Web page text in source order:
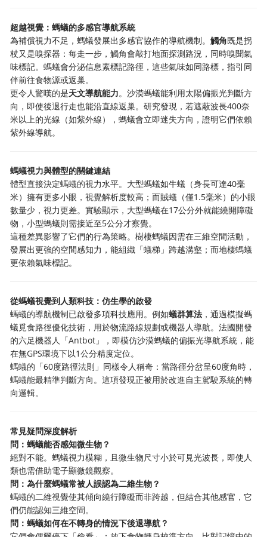
超越視覺：螞蟻的多感官導航系統
為補償視力不足，螞蟻發展出多感官協作的導航機制。觸角既是拐
杖又是嗅探器：每走一步，觸角會敲打地面探測路況，同時嗅聞氣
味標記。螞蟻會分泌信息素標記路徑，這些氣味如同路標，指引同
伴前往食物源或返巢。
更令人驚嘆的是天文導航能力。沙漠螞蟻能利用太陽偏振光判斷方
向，即使後退行走也能沿直線返巢。研究發現，若遮蔽波長400奈
米以上的光線（如紫外線），螞蟻會立即迷失方向，證明它們依賴
紫外線導航。
螞蟻視力與體型的關鍵連結
體型直接決定螞蟻的視力水平。大型螞蟻如牛蟻（身長可達40毫
米）擁有更多小眼，視覺解析度較高；而賊蟻（僅1.5毫米）的小眼
數量少，視力更差。實驗顯示，大型螞蟻在17公分外就能繞開障礙
物，小型螞蟻則需接近至5公分才察覺。
這種差異影響了它們的行為策略。樹棲螞蟻因需在三維空間活動，
發展出更強的空間感知力，能組織「蟻梯」跨越溝壑；而地棲螞蟻
更依賴氣味標記。
從螞蟻視覺到人類科技：仿生學的啟發
螞蟻的導航機制已啟發多項科技應用。例如蟻群算法 ，通過模擬螞
蟻覓食路徑優化技術，用於物流路線規劃或機器人導航。法國開發
的六足機器人「Antbot」，即模仿沙漠螞蟻的偏振光導航系統，能
在無GPS環境下以1公分精度定位。
螞蟻的「60度路徑法則」同樣令人稱奇：當路徑分岔呈60度角時，
螞蟻能最精準判斷方向。這項發現正被用於改進自主駕駛系統的轉
向邏輯。
常見疑問深度解析
問：螞蟻能否感知微生物？
絕對不能。螞蟻視力模糊，且微生物尺寸小於可見光波長，即使人
類也需借助電子顯微鏡觀察。
問：為什麼螞蟻常被人誤認為二維生物？
螞蟻的二維視覺使其傾向繞行障礙而非跨越，但結合其他感官，它
們仍能認知三維空間。
問：螞蟻如何在不轉身的情況下後退導航？